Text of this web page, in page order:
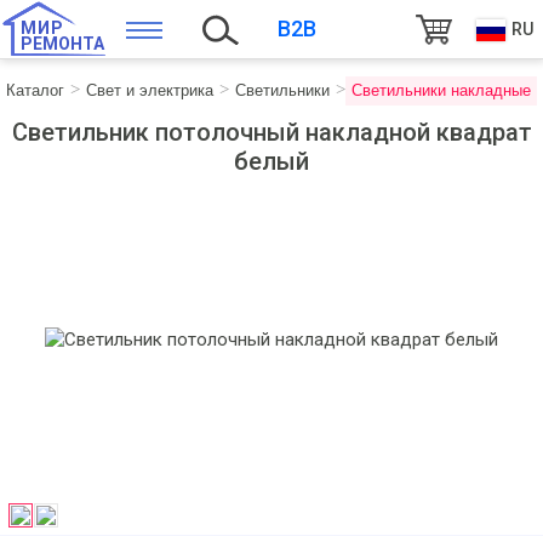
МИР
РЕМОНТА
B2B RU
Каталог Свет и электрика Светильники Светильники накладные
Светильник потолочный накладной квадрат
белый